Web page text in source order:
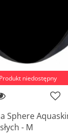
Produkt niedostępny
Sphere
- M